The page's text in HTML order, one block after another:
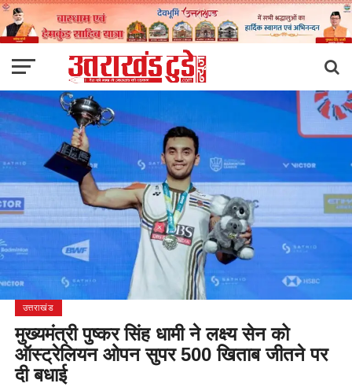
उत्तराखंड
मुख्यमंत्री पुष्कर सिंह धामी ने लक्ष्य सेन को
ऑस्ट्रेलियन ओपन सुपर 500 खिताब जीतने पर
दी बधाई